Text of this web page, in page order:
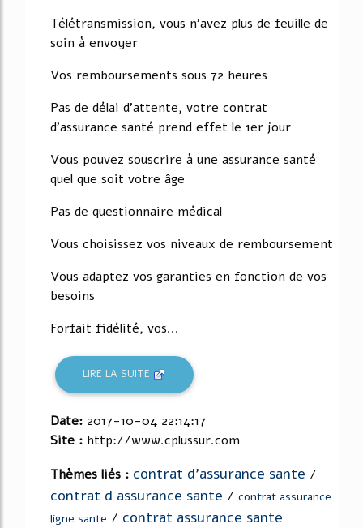
Télétransmission, vous n'avez plus de feuille de
soin à envoyer
Vos remboursements sous 72 heures
Pas de délai d'attente, votre contrat
d'assurance santé prend effet le 1er jour
Vous pouvez souscrire à une assurance santé
quel que soit votre âge
Pas de questionnaire médical
Vous choisissez vos niveaux de remboursement
Vous adaptez vos garanties en fonction de vos
besoins
Forfait fidélité, vos...
LIRE LA SUITE
Date: 2017-10-04 22:14:17
Site : http://www.cplussur.com
Thèmes liés : contrat d'assurance sante /
contrat d assurance sante / contrat assurance
ligne sante / contrat assurance sante